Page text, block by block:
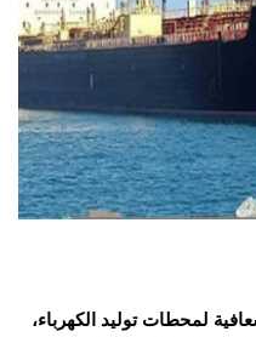
لمحطات توليد الكهرباء،